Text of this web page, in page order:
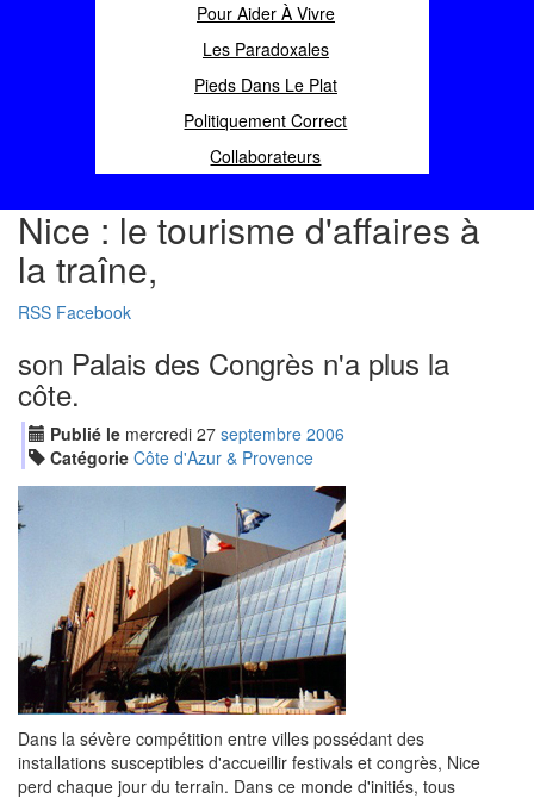
Pour Aider À Vivre
Les Paradoxales
Pieds Dans Le Plat
Politiquement Correct
Collaborateurs
Nice : le tourisme d'affaires à
la traîne,
RSS Facebook
son Palais des Congrès n'a plus la
côte.
Publié le mercredi 27 septembre 2006
Catégorie Côte d'Azur & Provence
Dans la sévère compétition entre villes possédant des
installations susceptibles d'accueillir festivals et congrès, Nice
perd chaque jour du terrain. Dans ce monde d'initiés, tous